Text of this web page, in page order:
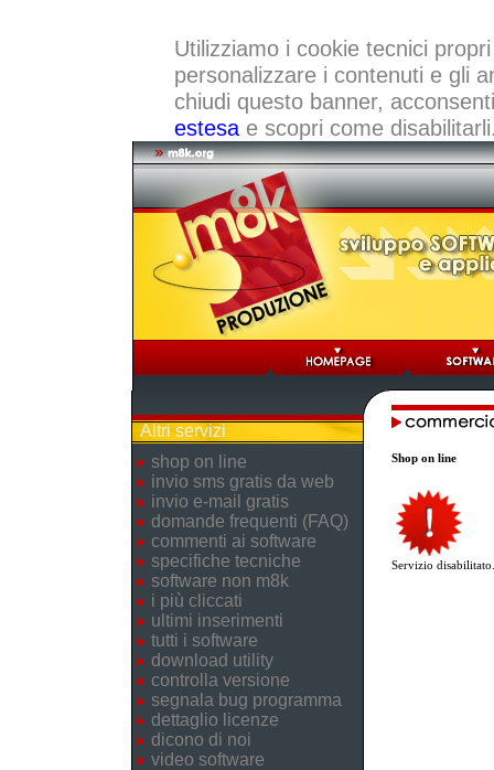
Utilizziamo i cookie tecnici
personalizzare i contenuti e gli
chiudi questo banner,
estesae scopri come
Altri servizi
shop on line
invio sms gratis da web
invio e-mail gratis
domande frequenti (FAQ)
commenti ai software
specifiche tecniche
software non m8k
i più cliccati
ultimi inserimenti
tutti i software
download utility
controlla versione
segnala bug programma
dettaglio licenze
dicono di noi
video software
Shop on line
Servizio disabilitato.